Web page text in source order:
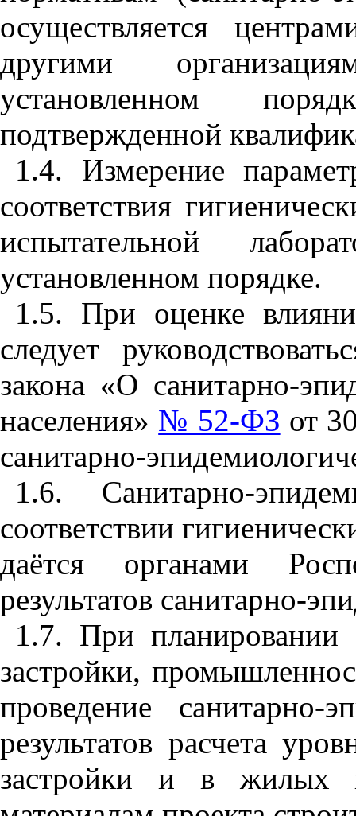
осуществляется
другими
установленном
подтвержденной
1.4. Измерение
соответствия
испытательной
установленном порядке.
1.5. При оценке
следует
закона «О санитарно-
населения» № 52-ФЗ от
санитарно-
1.6. Санитарно-
соответствии
даётся органами
результатов санитарно-
1.7. При планировании
застройки,
проведение санитарно-
результатов расчета
застройки и в жилых